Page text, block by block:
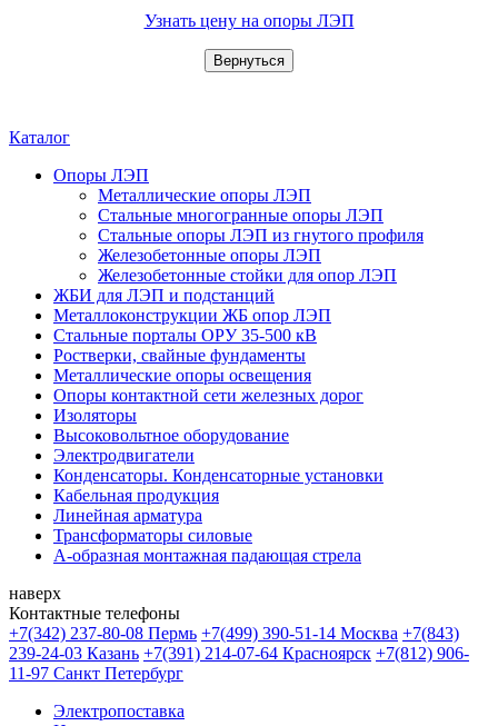
Узнать цену на опоры ЛЭП
Каталог
Опоры ЛЭП
Металлические опоры ЛЭП
Стальные многогранные опоры ЛЭП
Стальные опоры ЛЭП из гнутого профиля
Железобетонные опоры ЛЭП
Железобетонные стойки для опор ЛЭП
ЖБИ для ЛЭП и подстанций
Металлоконструкции ЖБ опор ЛЭП
Стальные порталы ОРУ 35-500 кВ
Ростверки, свайные фундаменты
Металлические опоры освещения
Опоры контактной сети железных дорог
Изоляторы
Высоковольтное оборудование
Электродвигатели
Конденсаторы. Конденсаторные установки
Кабельная продукция
Линейная арматура
Трансформаторы силовые
А-образная монтажная падающая стрела
наверх
Контактные телефоны
+7(342) 237-80-08 Пермь +7(499) 390-51-14 Москва +7(843)
239-24-03 Казань +7(391) 214-07-64 Красноярск +7(812) 906-
11-97 Санкт Петербург
Электропоставка